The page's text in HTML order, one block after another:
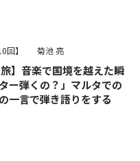
回】 菊池 亮
旅】音楽で国境を越えた瞬
ー弾くの？」マルタでの
一言で弾き語りをする